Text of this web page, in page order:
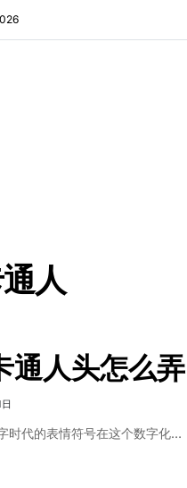
人
通人头怎么
时代的表情符号在这个数字化…